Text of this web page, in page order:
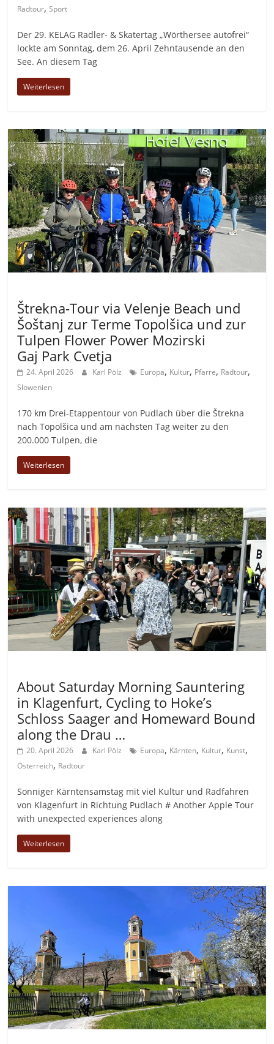
Radtour,Sport
Der 29. KELAG Radler- & Skatertag „Wörthersee autofrei“
lockte am Sonntag, dem 26. April Zehntausende an den
See. An diesem Tag
Weiterlesen
Štrekna-Tour via Velenje Beach und
Šoštanj zur Terme Topolšica und zur
Tulpen Flower Power Mozirski
Gaj Park Cvetja
24. April 2026 Karl Pölz Europa, Kultur, Pfarre, Radtour,
Slowenien
170 km Drei-Etappentour von Pudlach über die Štrekna
nach Topolšica und am nächsten Tag weiter zu den
200.000 Tulpen, die
Weiterlesen
About Saturday Morning Sauntering
in Klagenfurt, Cycling to Hoke’s
Schloss Saager and Homeward Bound
along the Drau …
20. April 2026 Karl Pölz Europa, Kärnten, Kultur, Kunst,
Österreich, Radtour
Sonniger Kärntensamstag mit viel Kultur und Radfahren
von Klagenfurt in Richtung Pudlach # Another Apple Tour
with unexpected experiences along
Weiterlesen